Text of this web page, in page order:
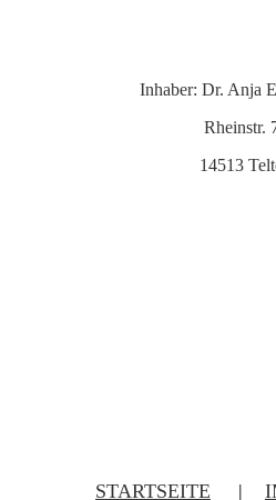
Inhaber: Dr. Anja
Rheinstr.
14513
STARTSEITE |